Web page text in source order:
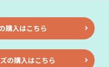
購入はこちら
の購入はこちら